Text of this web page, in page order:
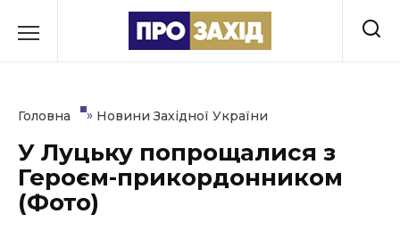
до
Культура
Освіта
Головна » Новини Західної України
У Луцьку попрощалися з
Героєм-прикордонником
(Фото)